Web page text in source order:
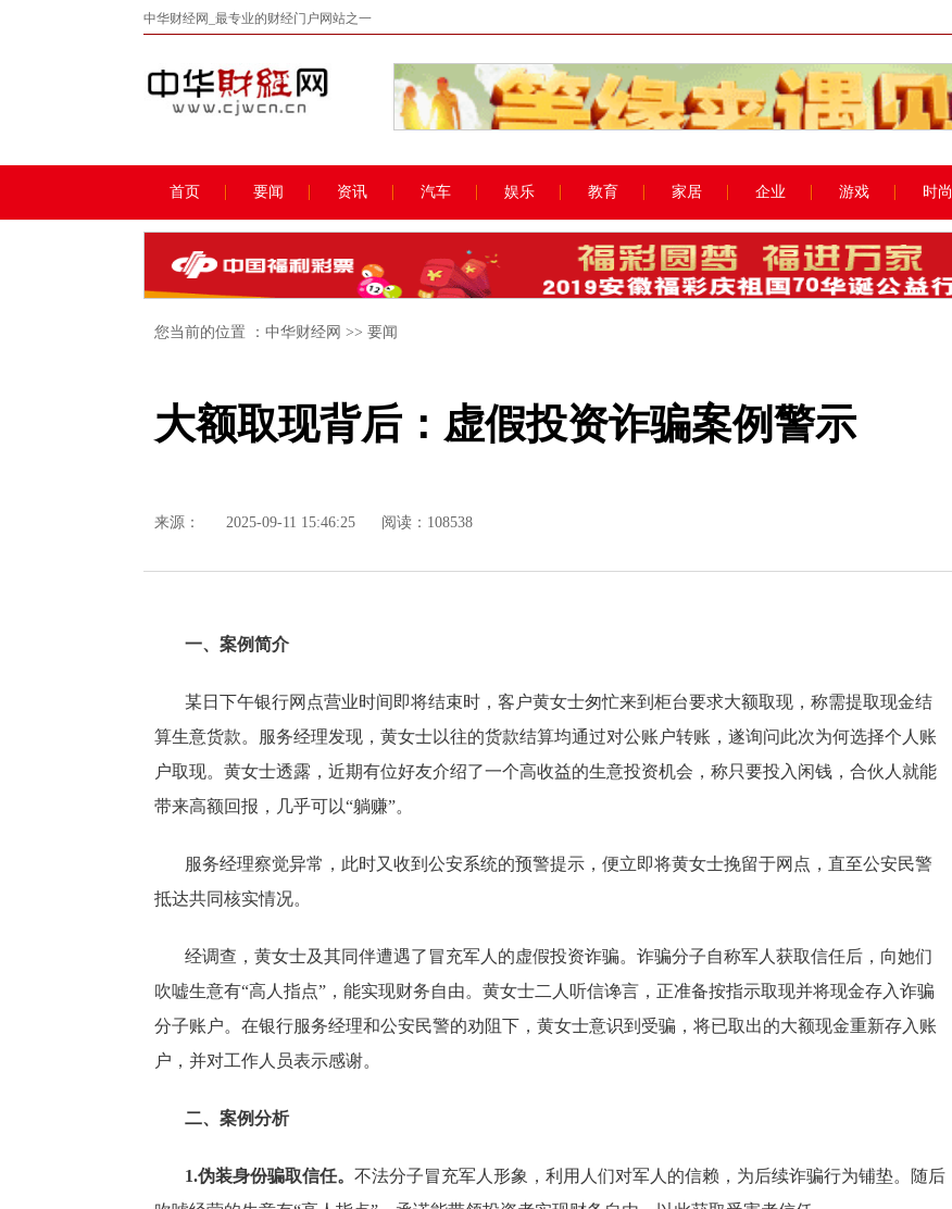
中华财经网_最专业的财经门户网站之一
首页 要闻 资讯 汽车 娱乐 教育 家居 企业 游戏 时尚
您当前的位置 ： 中华财经网 >> 要闻
大额取现背后：虚假投资诈骗案例警示
来源： 2025-09-11 15:46:25 阅读：108538
一、案例简介
某日下午银行网点营业时间即将结束时，客户黄女士匆忙来到柜台要求大额取现，称需提取现金结
算生意货款。服务经理发现，黄女士以往的货款结算均通过对公账户转账，遂询问此次为何选择个人账
户取现。黄女士透露，近期有位好友介绍了一个高收益的生意投资机会，称只要投入闲钱，合伙人就能
带来高额回报，几乎可以“躺赚”。
服务经理察觉异常，此时又收到公安系统的预警提示，便立即将黄女士挽留于网点，直至公安民警
抵达共同核实情况。
经调查，黄女士及其同伴遭遇了冒充军人的虚假投资诈骗。诈骗分子自称军人获取信任后，向她们
吹嘘生意有“高人指点”，能实现财务自由。黄女士二人听信谗言，正准备按指示取现并将现金存入诈骗
分子账户。在银行服务经理和公安民警的劝阻下，黄女士意识到受骗，将已取出的大额现金重新存入账
户，并对工作人员表示感谢。
二、案例分析
1.伪装身份骗取信任。 不法分子冒充军人形象，利用人们对军人的信赖，为后续诈骗行为铺垫。随后